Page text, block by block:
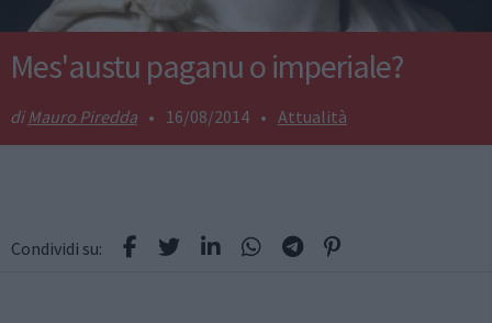
Mes'austu paganu o imperiale?
Mauro Piredda • 16/08/2014 • Attualità
Condividi su: